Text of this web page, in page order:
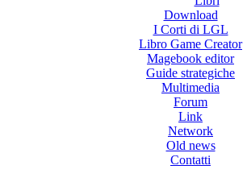
Download
I Corti di LGL
Libro Game Creator
Magebook editor
Guide strategiche
Multimedia
Forum
Link
Network
Old news
Contatti